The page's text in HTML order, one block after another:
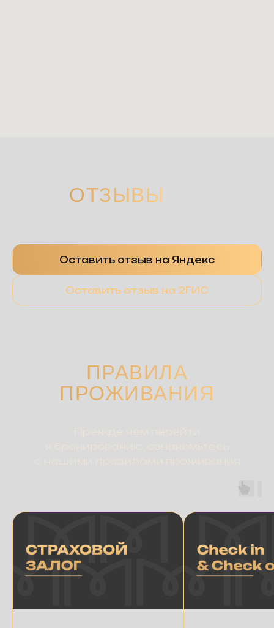
ОТЗЫВЫ
Оставить отзыв на Яндекс
Оставить отзыв на 2ГИС
ПРАВИЛА
ПРОЖИВАНИЯ